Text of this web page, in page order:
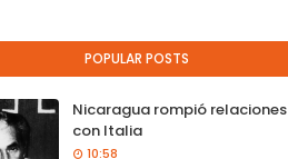
POPULAR POSTS
Nicaragua rompió relaciones
con Italia
10:58